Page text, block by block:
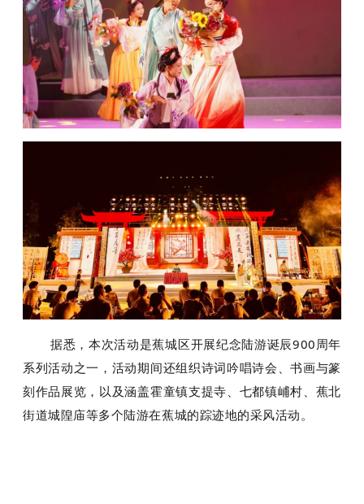
据悉，本次活动是蕉城区开展纪念陆游诞辰900周年
系列活动之一，活动期间还组织诗词吟唱诗会、书画与篆
刻作品展览，以及涵盖霍童镇支提寺、七都镇峬村、蕉北
街道城隍庙等多个陆游在蕉城的踪迹地的采风活动。